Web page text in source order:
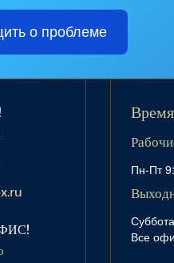
о проблеме
Пн-Пт
Все